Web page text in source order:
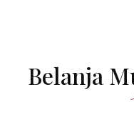
Belanja